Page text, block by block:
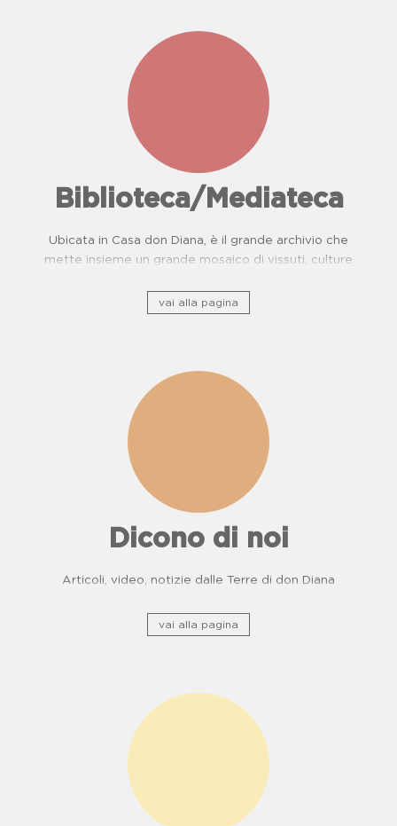
Biblioteca/Mediateca
Ubicata in Casa don Diana, è il grande archivio che
mette insieme un grande mosaico di vissuti, culture
vai alla pagina
Dicono di noi
Articoli, video, notizie dalle Terre di don Diana
vai alla pagina